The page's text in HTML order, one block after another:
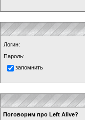
Логин:
Пароль:
запомнить
Поговорим про Left Alive?